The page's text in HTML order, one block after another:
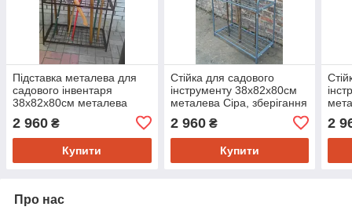
Підставка металева для
садового інвентаря
38х82х80см металева
садового інструменту
2 960 ₴
Купити
Стійка для садового
інструменту 38х82х80см
металева Сіра, зберігання
2 960₴
Купити
2
Про нас